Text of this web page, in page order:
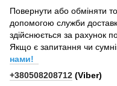
Повернути або обміняти
допомогою служби
здійснюється за рахунок
Якщо є запитання чи
нами!
+380508208712 (Viber)